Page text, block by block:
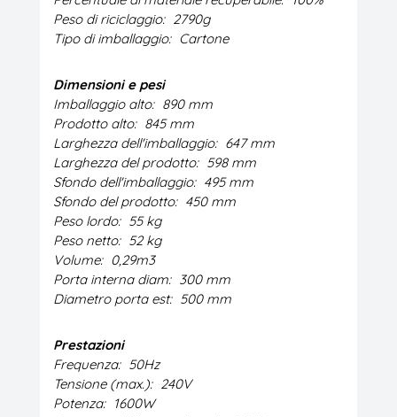
Peso di riciclaggio: 2790g
Tipo di imballaggio: Cartone
Dimensioni e pesi
Imballaggio alto: 890 mm
Prodotto alto: 845 mm
Larghezza dell'imballaggio: 647 mm
Larghezza del prodotto: 598 mm
Sfondo dell'imballaggio: 495 mm
Sfondo del prodotto: 450 mm
Peso lordo: 55 kg
Peso netto: 52 kg
Volume: 0,29m3
Porta interna diam: 300 mm
Diametro porta est: 500 mm
Prestazioni
Frequenza: 50Hz
Tensione (max.): 240V
Potenza: 1600W